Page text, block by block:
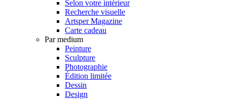
Selon votre intérieur
Recherche visuelle
Artsper Magazine
Carte cadeau
Par medium
Peinture
Sculpture
Photographie
Édition limitée
Dessin
Design